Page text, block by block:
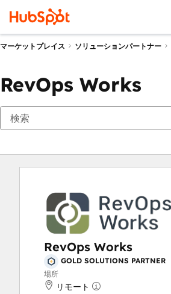
マーケットプレイス ソリューションパートナー
RevOps Works
RevOps Works
GOLD SOLUTIONS PARTNER
場所
リモート